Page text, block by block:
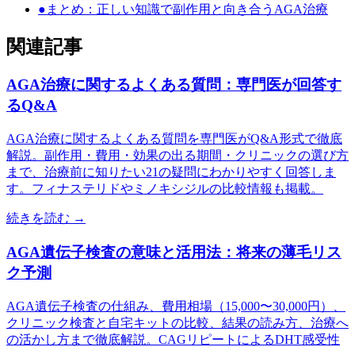
● まとめ：正しい知識で副作用と向き合うAGA治療
関連記事
AGA治療に関するよくある質問：専門医が回答す
るQ&A
AGA治療に関するよくある質問を専門医がQ&A形式で徹底
解説。副作用・費用・効果の出る期間・クリニックの選び方
まで、治療前に知りたい21の疑問にわかりやすく回答しま
す。フィナステリドやミノキシジルの比較情報も掲載。
続きを読む →
AGA遺伝子検査の意味と活用法：将来の薄毛リス
ク予測
AGA遺伝子検査の仕組み、費用相場（15,000〜30,000円）、
クリニック検査と自宅キットの比較、結果の読み方、治療へ
の活かし方まで徹底解説。CAGリピートによるDHT感受性